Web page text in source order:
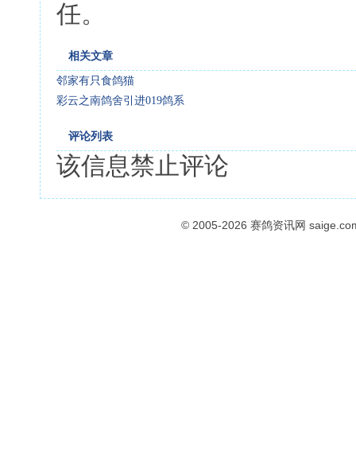
任。
相关文章
邻家有只食鸽猫
彩云之南鸽舍引进019鸽系
评论列表
该信息禁止评论
© 2005-2026 赛鸽资讯网